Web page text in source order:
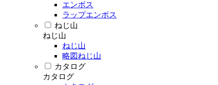
エンボス
ラップエンボス
ねじ山
ねじ山
ねじ山
略図ねじ山
カタログ
カタログ